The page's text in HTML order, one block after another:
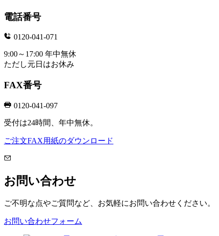
電話番号
0120-041-071
9:00～17:00 年中無休
ただし元日はお休み
FAX番号
0120-041-097
受付は24時間、年中無休。
ご注文FAX用紙のダウンロード
お問い合わせ
ご不明な点やご質問など、お気軽にお問い合わせください。
お問い合わせフォーム